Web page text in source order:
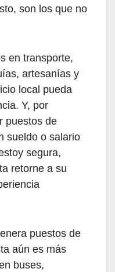
son los que no
en transporte,
artesanías y
local pueda
Y, por
puestos de
sueldo o salario
segura,
retorne a su
puestos de
aún es más
buses,